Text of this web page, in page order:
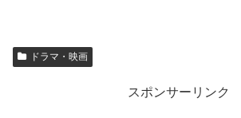
ドラマ・映画
スポンサーリンク